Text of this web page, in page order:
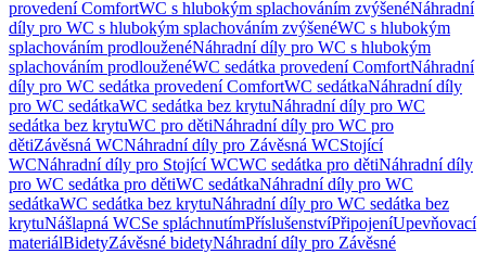
provedení ComfortWC s hlubokým splachováním zvýšenéNáhradní
díly pro WC s hlubokým splachováním zvýšenéWC s hlubokým
splachováním prodlouženéNáhradní díly pro WC s hlubokým
splachováním prodlouženéWC sedátka provedení ComfortNáhradní
díly pro WC sedátka provedení ComfortWC sedátkaNáhradní díly
pro WC sedátkaWC sedátka bez krytuNáhradní díly pro WC
sedátka bez krytuWC pro dětiNáhradní díly pro WC pro
dětiZávěsná WCNáhradní díly pro Závěsná WCStojící
WCNáhradní díly pro Stojící WCWC sedátka pro dětiNáhradní díly
pro WC sedátka pro dětiWC sedátkaNáhradní díly pro WC
sedátkaWC sedátka bez krytuNáhradní díly pro WC sedátka bez
krytuNášlapná WCSe spláchnutímPříslušenstvíPřipojeníUpevňovací
materiálBidetyZávěsné bidetyNáhradní díly pro Závěsné